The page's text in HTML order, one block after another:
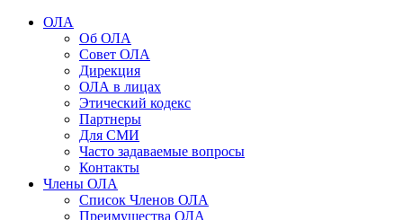
ОЛА
Об ОЛА
Совет ОЛА
Дирекция
ОЛА в лицах
Этический кодекс
Партнеры
Для СМИ
Часто задаваемые вопросы
Контакты
Члены ОЛА
Список Членов ОЛА
Преимущества ОЛА